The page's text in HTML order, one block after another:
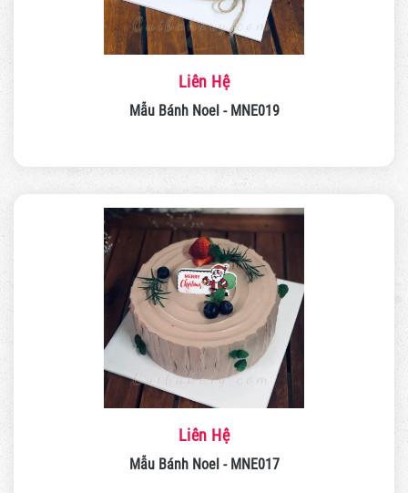
Liên Hệ
Mẫu Bánh Noel - MNE019
Liên Hệ
Mẫu Bánh Noel - MNE017